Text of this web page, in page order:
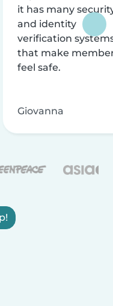
it has many
and identity
verification
that make
feel safe.
Giovanna